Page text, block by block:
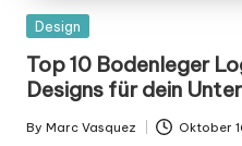
Posted
Design
Top 10 Bodenleger
Designs für dein
Posted
By Marc Vasquez Oktober